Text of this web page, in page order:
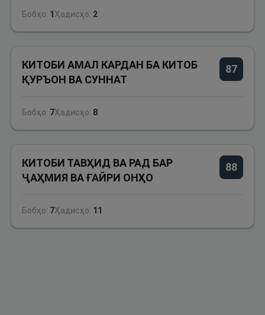
Бобҳо: 1 Ҳадисҳо: 2
87
КИТОБИ АМАЛ КАРДАН БА КИТОБ
ҚУРЪОН ВА СУННАТ
Бобҳо: 7Ҳадисҳо: 8
88
КИТОБИ ТАВҲИД ВА РАД БАР
ҶАҲМИЯ ВА ҒАЙРИ ОНҲО
Бобҳо: 7Ҳадисҳо: 11